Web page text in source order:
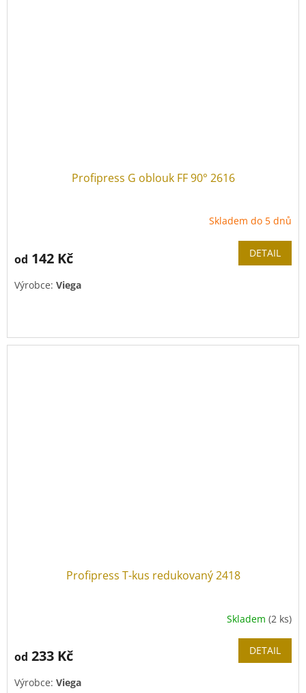
Profipress G oblouk FF 90° 2616
Skladem do 5 dnů
od 142 Kč DETAIL
Výrobce: Viega
Profipress T-kus redukovaný 2418
Skladem (2 ks)
od 233 Kč DETAIL
Výrobce: Viega